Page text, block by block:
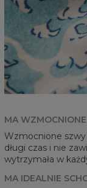
MA
Wzmocnione szwy
długi czas i nie
wytrzymała w
MA IDEALNIE